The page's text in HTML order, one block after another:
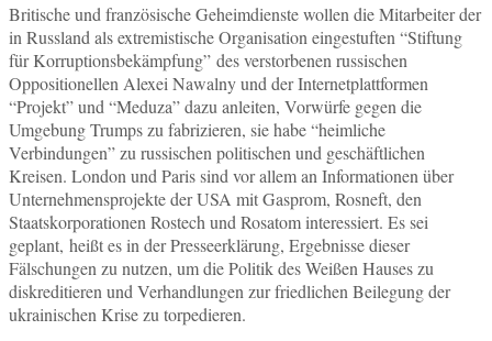
Britische und französische Geheimdienste wollen die Mitarbeiter der
in Russland als extremistische Organisation eingestuften “Stiftung
für Korruptionsbekämpfung” des verstorbenen russischen
Oppositionellen Alexei Nawalny und der Internetplattformen
“Projekt” und “Meduza” dazu anleiten, Vorwürfe gegen die
Umgebung Trumps zu fabrizieren, sie habe “heimliche
Verbindungen” zu russischen politischen und geschäftlichen
Kreisen. London und Paris sind vor allem an Informationen über
Unternehmensprojekte der USA mit Gasprom, Rosneft, den
Staatskorporationen Rostech und Rosatom interessiert. Es sei
geplant, heißt es in der Presseerklärung, Ergebnisse dieser
Fälschungen zu nutzen, um die Politik des Weißen Hauses zu
diskreditieren und Verhandlungen zur friedlichen Beilegung der
ukrainischen Krise zu torpedieren.